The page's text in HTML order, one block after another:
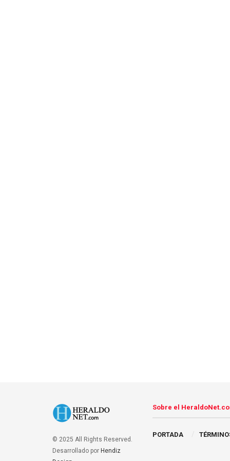
© 2025 All Rights Reserved.
Desarrollado por Hendiz
Sobre el
PORTADA